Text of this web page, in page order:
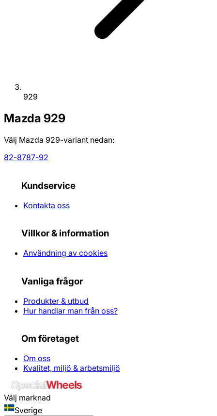
929
Mazda 929
Välj Mazda 929-variant nedan:
82-8787-92
Kundservice
Kontakta oss
Villkor & information
Användning av cookies
Vanliga frågor
Produkter & utbud
Hur handlar man från oss?
Om företaget
Om oss
Kvalitet, miljö & arbetsmiljö
Välj marknad
Sverige